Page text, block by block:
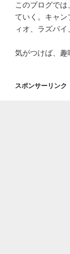
このブログで
ていく。キャ
ィオ、ラズパ
気がつけば、趣
スポンサーリンク